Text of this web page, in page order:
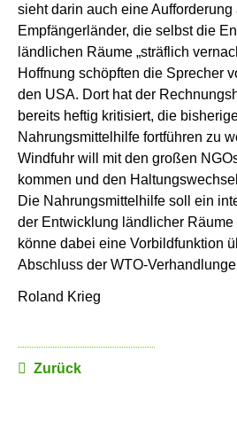
sieht darin auch eine Aufforderung
Empfängerländer, die selbst die
ländlichen Räume „sträflich
Hoffnung schöpften die Sprecher
den USA. Dort hat der
bereits heftig kritisiert, die
Nahrungsmittelhilfe fortführen zu
Windfuhr will mit den großen
kommen und den
Die Nahrungsmittelhilfe soll ein
der Entwicklung ländlicher
könne dabei eine Vorbildfunktion
Abschluss der WTO-
Roland Krieg
Zurück